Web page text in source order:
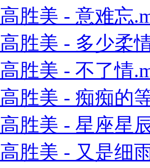
高胜美 - 意难忘
高胜美 - 多少柔
高胜美 - 不了情
高胜美 - 痴痴的
高胜美 - 星座星
高胜美 - 又是细